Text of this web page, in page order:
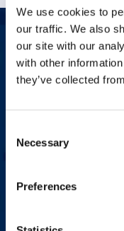
We use cookies to
our traffic. We also
our site with our
with other
they’ve collected
Selection
Necessary
Preferences
¿Tiene alguna
siguiente formulario